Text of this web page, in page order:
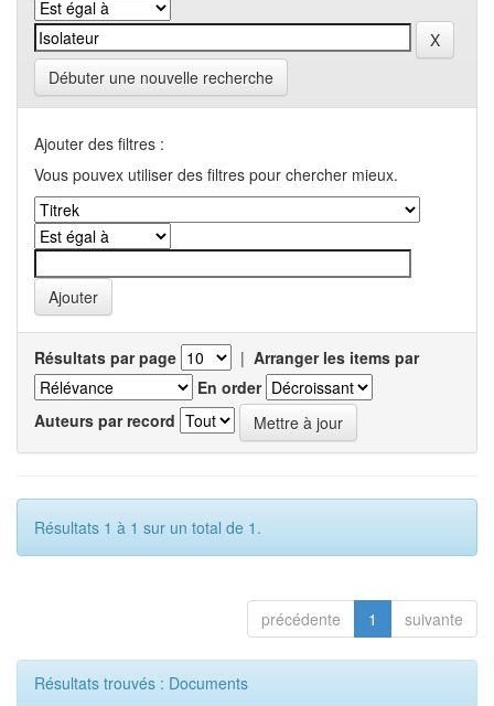
Débuter une nouvelle recherche
Ajouter des filtres :
Vous pouvex utiliser des filtres pour chercher mieux.
Résultats par page | Arranger les items par
En order
Auteurs par record
Résultats 1 à 1 sur un total de 1.
précédente 1 suivante
Résultats trouvés : Documents